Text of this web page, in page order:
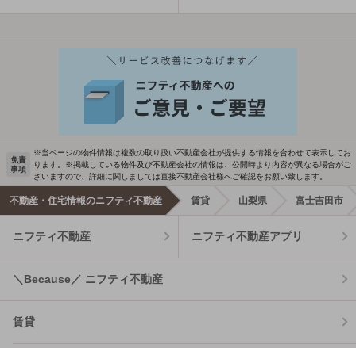
免責
事項
※当ページの物件情報は複数の取り扱い不動産会社が提供する情報を合わせて表示してお
ります。※掲載している物件及び不動産会社の情報は、公開時より内容が異なる場合がご
ざいますので、詳細に関しましては直接不動産会社様へご確認をお願い致します。
不動産・住宅情報のニフティ不動産 賃貸 山梨県 富士吉田市
ニフティ不動産 ニフティ不動産アプリ
＼Because／ ニフティ不動産
賃貸